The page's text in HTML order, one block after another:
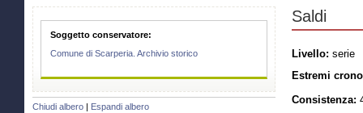
Soggetto conservatore:
Comune di Scarperia. Archivio storico
Chiudi albero Espandi albero
Saldi
Livello: serie
Estremi
Consistenza: